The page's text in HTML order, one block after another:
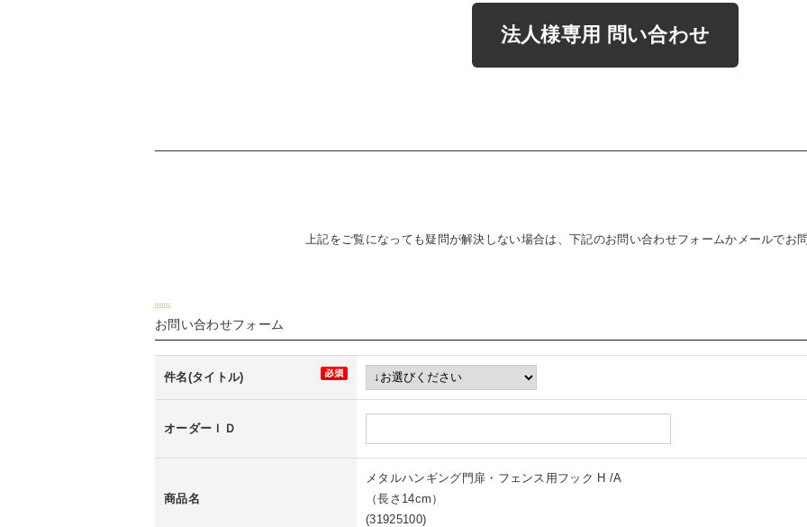
法人様専用 問い合わせ
上記をご覧になっても疑問が解決しない場合は、下記のお問い合わせフォームかメールでお
お問い合わせフォーム
件名(タイトル)
オーダーＩＤ
商品名
メタルハンギング門扉・フェンス用フック H /A
（長さ14cm）
(31925100)